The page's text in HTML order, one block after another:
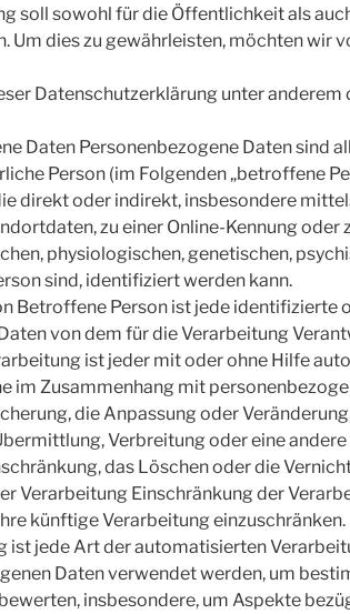
soll sowohl für die Öffentlichkeit als
Um dies zu gewährleisten, möchten
Datenschutzerklärung unter
Daten Personenbezogene Daten sind
Person (im Folgenden „betroffene
direkt oder indirekt, insbesondere
zu einer Online-Kennung
physiologischen, genetischen,
sind, identifiziert werden kann.
Betroffene Person ist jede identifizierte
von dem für die Verarbeitung
ist jeder mit oder ohne Hilfe
im Zusammenhang mit
die Anpassung oder
Verbreitung oder eine
das Löschen oder die
Verarbeitung Einschränkung der
künftige Verarbeitung einzuschränken.
jede Art der automatisierten
Daten verwendet werden, um
insbesondere, um Aspekte